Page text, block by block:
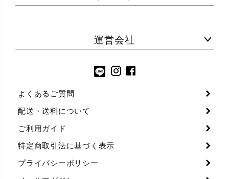
運営会社
よくあるご質問
配送・送料について
ご利用ガイド
特定商取引法に基づく表示
プライバシーポリシー